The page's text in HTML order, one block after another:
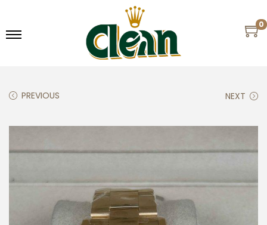
0
PREVIOUS NEXT